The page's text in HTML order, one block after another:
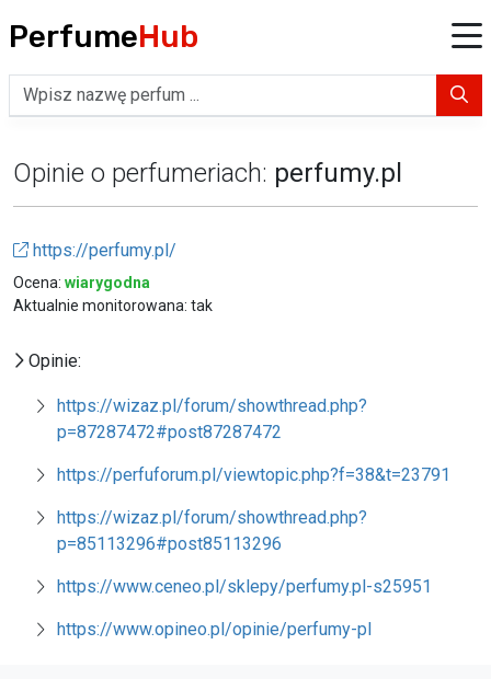
PerfumeHub
Opinie o perfumeriach: perfumy.pl
https://perfumy.pl/
Ocena: wiarygodna
Aktualnie monitorowana: tak
Opinie:
https://wizaz.pl/forum/showthread.php?
p=87287472#post87287472
https://perfuforum.pl/viewtopic.php?f=38&t=23791
https://wizaz.pl/forum/showthread.php?
p=85113296#post85113296
https://www.ceneo.pl/sklepy/perfumy.pl-s25951
https://www.opineo.pl/opinie/perfumy-pl